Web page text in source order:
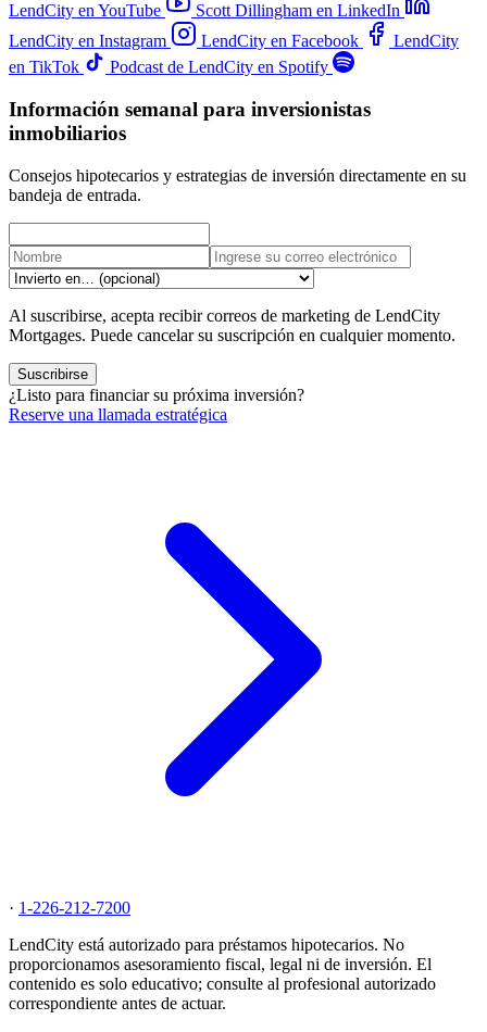
LendCity en YouTube
Scott Dillingham en LinkedIn
LendCity en Instagram
LendCity en Facebook
LendCity
en TikTok
Podcast de LendCity en Spotify
Información semanal para inversionistas
inmobiliarios
Consejos hipotecarios y estrategias de inversión directamente en su
bandeja de entrada.
Al suscribirse, acepta recibir correos de marketing de LendCity
Mortgages. Puede cancelar su suscripción en cualquier momento.
Suscribirse
¿Listo para financiar su próxima inversión?
Reserve una llamada estratégica
· 1-226-212-7200
LendCity está autorizado para préstamos hipotecarios. No
proporcionamos asesoramiento fiscal, legal ni de inversión. El
contenido es solo educativo; consulte al profesional autorizado
correspondiente antes de actuar.